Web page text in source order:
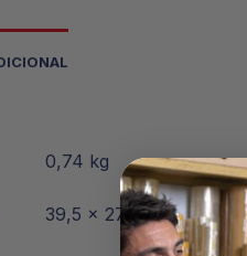
0,74 kg
39,5 × 27,5 × 2 cm